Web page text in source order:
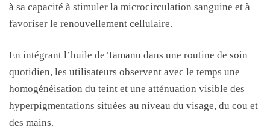
à sa capacité à stimuler la microcirculation sanguine et à
favoriser le renouvellement cellulaire.
En intégrant l’huile de Tamanu dans une routine de soin
quotidien, les utilisateurs observent avec le temps une
homogénéisation du teint et une atténuation visible des
hyperpigmentations situées au niveau du visage, du cou et
des mains.